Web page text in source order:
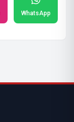
WhatsApp